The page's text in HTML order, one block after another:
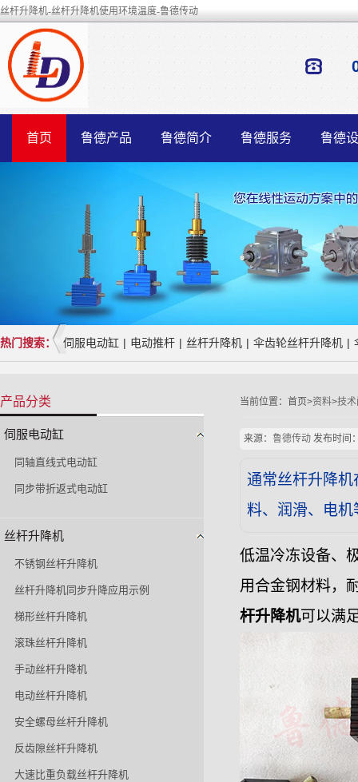
丝杆升降机-丝杆升降机使用环境温度-鲁德传动
首页 鲁德产品 鲁德简介 鲁德服务 鲁德
热门搜索： 伺服电动缸 | 电动推杆 | 丝杆升降机 | 伞齿轮丝杆升降机 |
当前位置： 首页>资料>技
来源： 鲁德传动 发布时间
通常丝杆升降机
料、润滑、电
低温冷冻设备、
用合金钢材料，
杆升降机可以满
产品分类
伺服电动缸
同轴直线式电动缸
同步带折返式电动缸
丝杆升降机
不锈钢丝杆升降机
丝杆升降机同步升降应用示例
梯形丝杆升降机
滚珠丝杆升降机
手动丝杆升降机
电动丝杆升降机
安全螺母丝杆升降机
反齿隙丝杆升降机
大速比重负载丝杆升降机